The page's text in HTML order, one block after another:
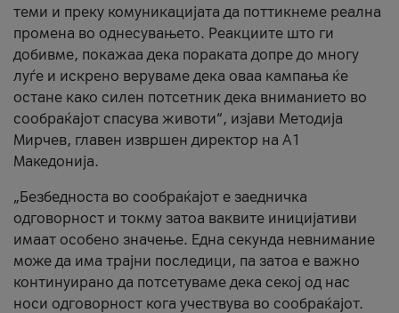
теми и преку комуникацијата да поттикнеме реална
промена во однесувањето. Реакциите што ги
добивме, покажаа дека пораката допре до многу
луѓе и искрено веруваме дека оваа кампања ќе
остане како силен потсетник дека вниманието во
сообраќајот спасува животи“, изјави Методија
Мирчев, главен извршен директор на А1
Македонија.
„Безбедноста во сообраќајот е заедничка
одговорност и токму затоа ваквите иницијативи
имаат особено значење. Една секунда невнимание
може да има трајни последици, па затоа е важно
континуирано да потсетуваме дека секој од нас
носи одговорност кога учествува во сообраќајот.